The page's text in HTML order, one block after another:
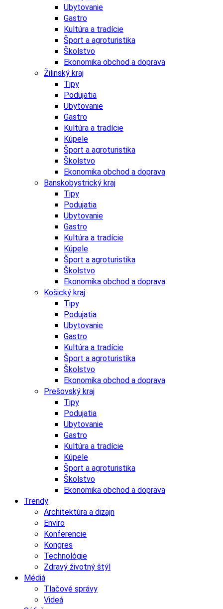
Ubytovanie
Gastro
Kultúra a tradície
Šport a agroturistika
Školstvo
Ekonomika obchod a doprava
Žilinský kraj
Tipy
Podujatia
Ubytovanie
Gastro
Kultúra a tradície
Kúpele
Šport a agroturistika
Školstvo
Ekonomika obchod a doprava
Banskobystrický kraj
Tipy
Podujatia
Ubytovanie
Gastro
Kultúra a tradície
Kúpele
Šport a agroturistika
Školstvo
Ekonomika obchod a doprava
Košický kraj
Tipy
Podujatia
Ubytovanie
Gastro
Kultúra a tradície
Šport a agroturistika
Školstvo
Ekonomika obchod a doprava
Prešovský kraj
Tipy
Podujatia
Ubytovanie
Gastro
Kultúra a tradície
Kúpele
Šport a agroturistika
Školstvo
Ekonomika obchod a doprava
Trendy
Architektúra a dizajn
Enviro
Konferencie
Kongres
Technológie
Zdravý životný štýl
Médiá
Tlačové správy
Videá